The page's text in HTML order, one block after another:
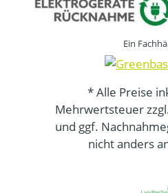
Ein
* Alle Preise
Mehrwertsteuer
und ggf.
nicht anders